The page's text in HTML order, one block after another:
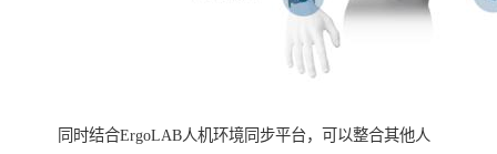
同时结合ErgoLAB人机环境同步平台，可以整合其他人